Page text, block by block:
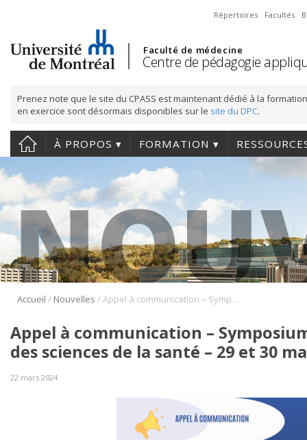
Répertoires Facultés
Faculté de médecine
Centre de pédagogie
Prenez note que le site du CPASS est maintenant dédié à la
en exercice sont désormais disponibles sur le site du DPC.
À PROPOS FORMATION
Accueil / Nouvelles / Appel à communication – Symposium de pédagogie des sciences de la santé – 29 et 30 mai 2024
Appel à communication –
des sciences de la santé – 29 et 30
22 mars 2024